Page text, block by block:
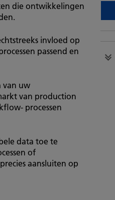
die ontwikkelingen
invloed op
passend en
van uw
van production
processen
data toe te
of
aansluiten op